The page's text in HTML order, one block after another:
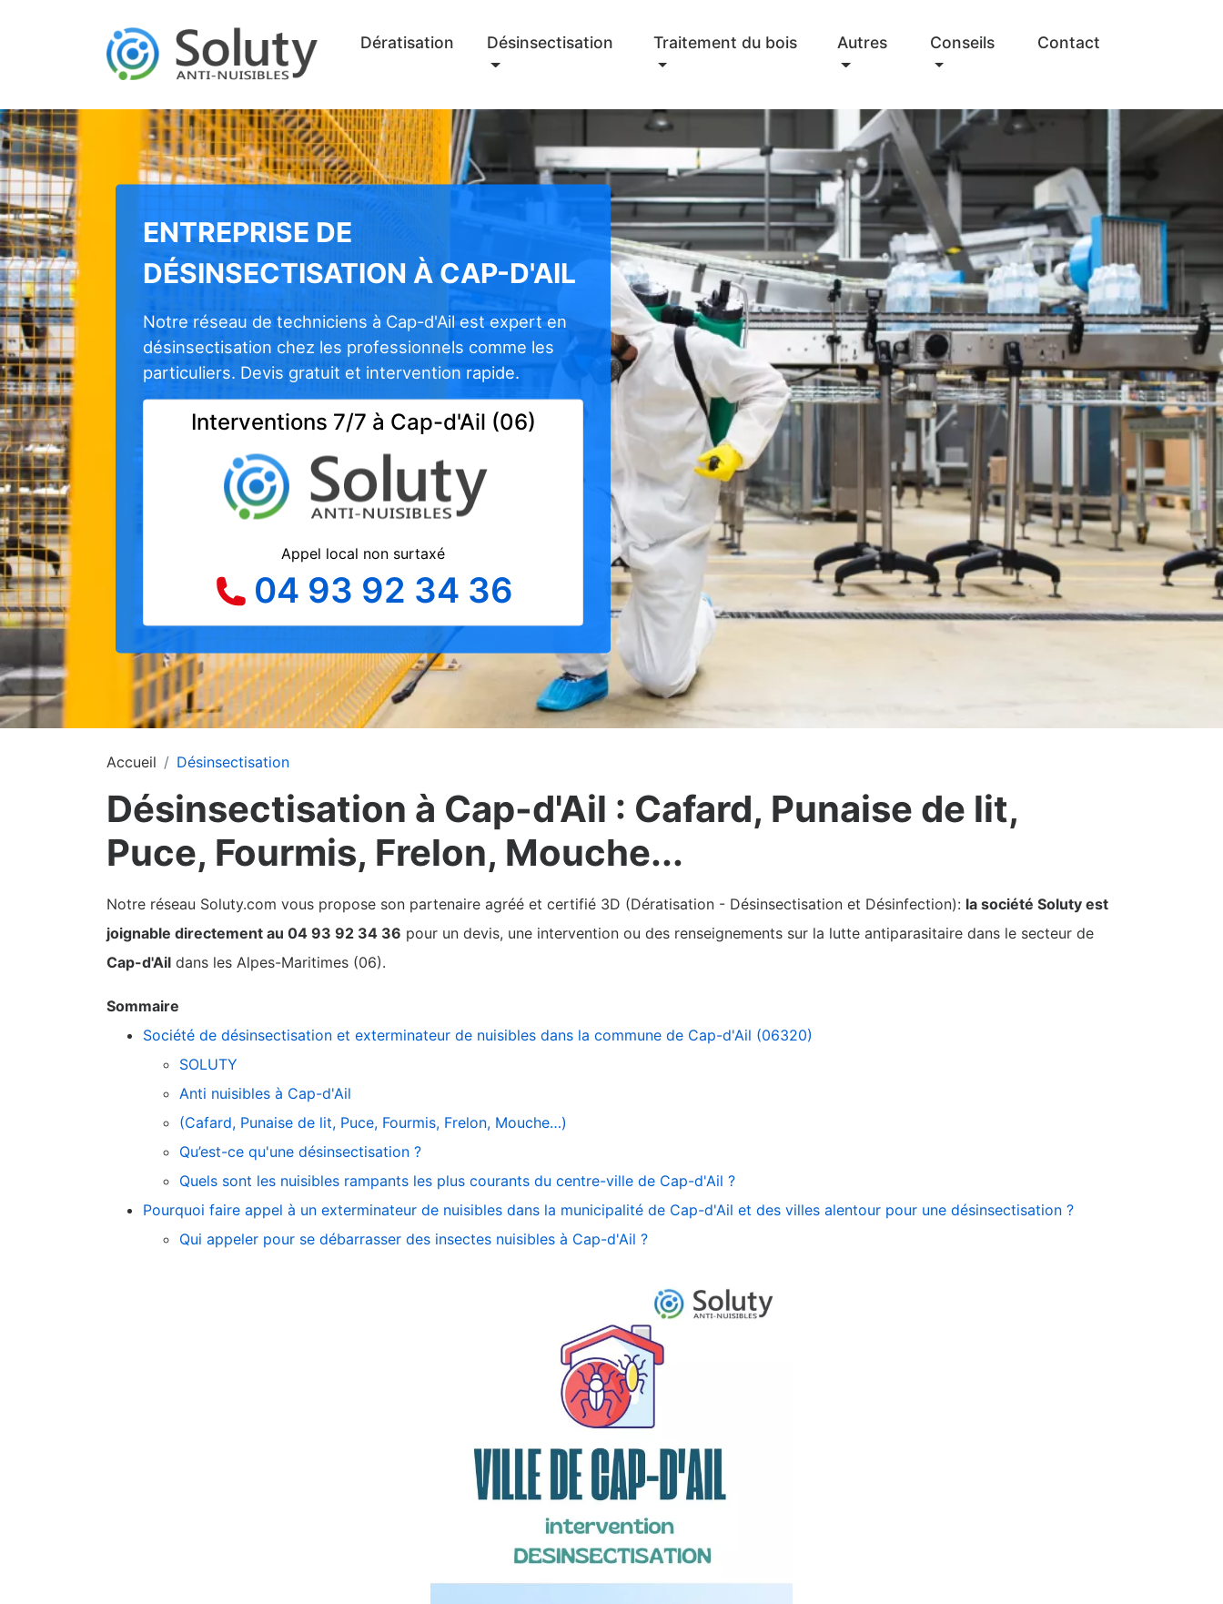
Dératisation Désinsectisation Traitement du bois Autres Conseils Contact
ENTREPRISE DE
DÉSINSECTISATION À CAP-D'AIL
Notre réseau de techniciens à Cap-d'Ail est expert en
désinsectisation chez les professionnels comme les
particuliers. Devis gratuit et intervention rapide.
Interventions 7/7 à Cap-d'Ail (06)
Appel local non surtaxé
04 93 92 34 36
Accueil Désinsectisation
Désinsectisation à Cap-d'Ail : Cafard, Punaise de lit,
Puce, Fourmis, Frelon, Mouche...
Notre réseau Soluty.com vous propose son partenaire agréé et certifié 3D (Dératisation - Désinsectisation et Désinfection): la société Soluty est
joignable directement au 04 93 92 34 36 pour un devis, une intervention ou des renseignements sur la lutte antiparasitaire dans le secteur de
Cap-d'Ail dans les Alpes-Maritimes (06).
Sommaire
Société de désinsectisation et exterminateur de nuisibles dans la commune de Cap-d'Ail (06320)
SOLUTY
Anti nuisibles à Cap-d'Ail
(Cafard, Punaise de lit, Puce, Fourmis, Frelon, Mouche…)
Qu’est-ce qu'une désinsectisation ?
Quels sont les nuisibles rampants les plus courants du centre-ville de Cap-d'Ail ?
Pourquoi faire appel à un exterminateur de nuisibles dans la municipalité de Cap-d'Ail et des villes alentour pour une désinsectisation ?
Qui appeler pour se débarrasser des insectes nuisibles à Cap-d'Ail ?